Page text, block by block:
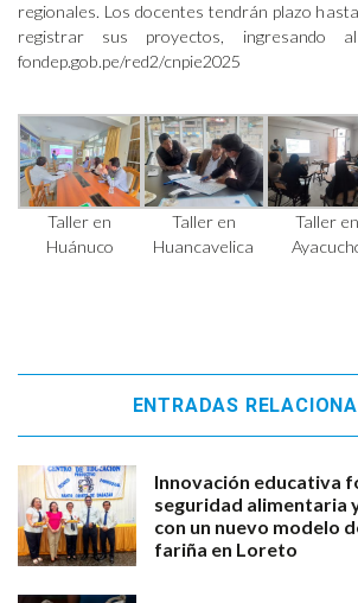
regionales. Los docentes tendrán plazo
registrar sus proyectos, ingresando
fondep.gob.pe/red2/cnpie2025
Taller en
Huánuco
Taller en
Huancavelica
Taller en
ENTRADAS
Innovación educativa
seguridad alimentaria
con un nuevo modelo
fariña en Loreto